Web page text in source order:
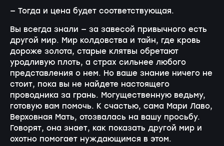
— Тогда и цена будет соответствующая.
Вы всегда знали — за завесой привычного есть
другой мир. Мир колдовства и тайн, где кровь
дороже золота, старые клятвы обретают
уродливую плоть, а страх сильнее любого
представления о нем. Но ваше знание ничего не
стоит, пока вы не найдете настоящего
проводника за грань. Могущественную ведьму,
готовую вам помочь. К счастью, сама Мари Лаво,
Верховная Мать, отозвалась на вашу просьбу.
Говорят, она знает, как показать другой мир и
охотно помогает нуждающимся в этом.